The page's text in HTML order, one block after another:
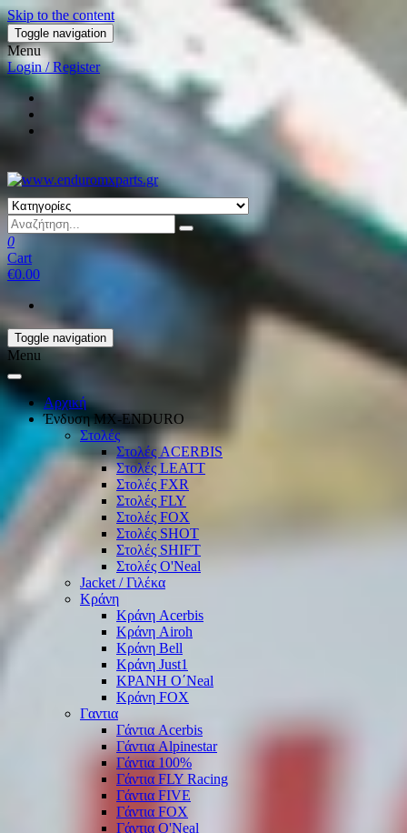
Skip to the content
Toggle navigation
Menu
Login / Register
0
Cart
€0.00
Toggle navigation
Menu
Αρχική
Ένδυση ΜΧ-ΕΝDURO
Στολές
Στολές ACERBIS
Στολές LEATT
Στολές FXR
Στολές FLY
Στολές FOX
Στολές SHOT
Στολές SHIFT
Στολές O'Neal
Jacket / Γιλέκα
Κράνη
Κράνη Acerbis
Κράνη Airoh
Κράνη Bell
Κράνη Just1
ΚΡΑΝΗ O΄Νeal
Κράνη FOX
Γαντια
Γάντια Acerbis
Γάντια Alpinestar
Γάντια 100%
Γάντια FLY Racing
Γάντια FIVE
Γάντια FOX
Γάντια O'Νeal